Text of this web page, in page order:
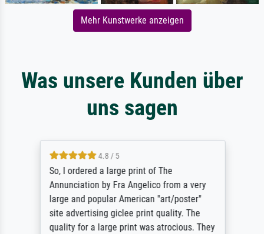
Mehr Kunstwerke anzeigen
Was unsere Kunden über
uns sagen
4.8 / 5
So, I ordered a large print of The
Annunciation by Fra Angelico from a very
large and popular American "art/poster"
site advertising giclee print quality. The
quality for a large print was atrocious. They